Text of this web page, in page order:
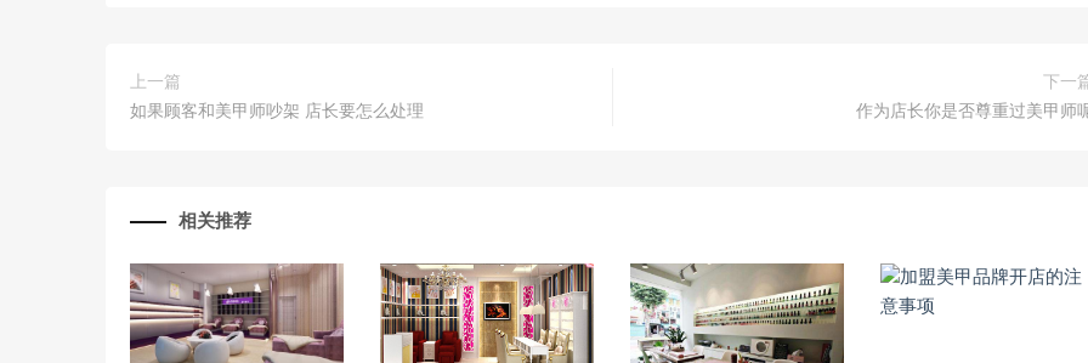
上一篇
如果顾客和美甲师吵架 店长要怎么处理
下一
作为店长你是否尊重过美甲师
相关推荐